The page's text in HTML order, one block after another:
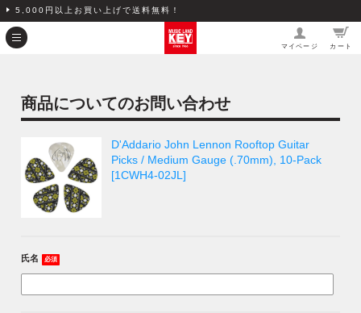
5,000円以上お買い上げで送料無料！
マイページ カート
商品についてのお問い合わせ
D'Addario John Lennon Rooftop Guitar
Picks / Medium Gauge (.70mm), 10-Pack
[1CWH4-02JL]
氏名 必須